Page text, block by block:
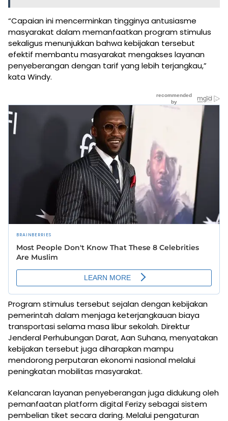
“Capaian ini mencerminkan tingginya antusiasme
masyarakat dalam memanfaatkan program stimulus
sekaligus menunjukkan bahwa kebijakan tersebut
efektif membantu masyarakat mengakses layanan
penyeberangan dengan tarif yang lebih terjangkau,”
kata Windy.
Program stimulus tersebut sejalan dengan kebijakan
pemerintah dalam menjaga keterjangkauan biaya
transportasi selama masa libur sekolah. Direktur
Jenderal Perhubungan Darat, Aan Suhana, menyatakan
kebijakan tersebut juga diharapkan mampu
mendorong perputaran ekonomi nasional melalui
peningkatan mobilitas masyarakat.
Kelancaran layanan penyeberangan juga didukung oleh
pemanfaatan platform digital Ferizy sebagai sistem
pembelian tiket secara daring. Melalui pengaturan